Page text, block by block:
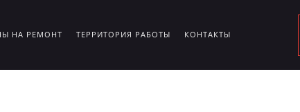
НА РЕМОНТ ТЕРРИТОРИЯ РАБОТЫ КОНТАКТЫ